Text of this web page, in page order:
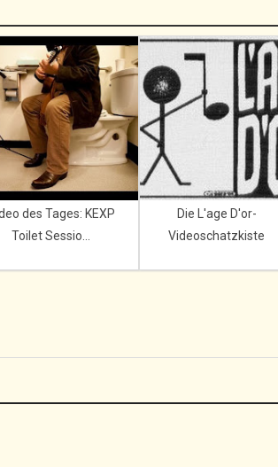
des Tages: KEXP
Toilet Sessio...
Die L'age D'or-
Videoschatzkiste